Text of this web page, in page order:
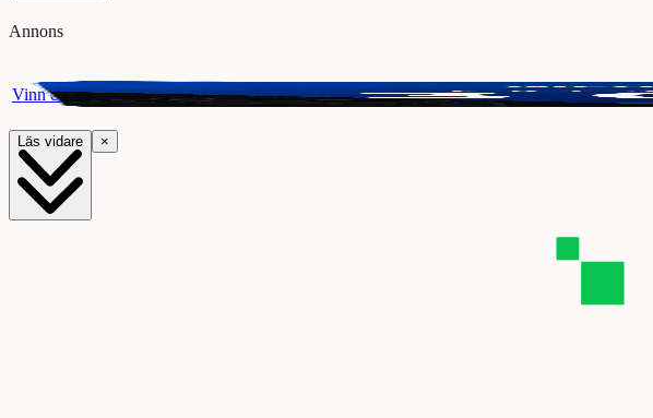
Annons
Vinn ett presentkort på Webhallen. Delta i vår giveaway för chansen att vinna 3000 kr.
Läs vidare ×